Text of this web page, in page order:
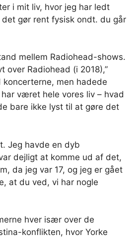
i mit liv, hvor jeg har ledt
gør rent fysisk ondt. du går
mellem Radiohead-shows.
over Radiohead (i 2018),”
koncerterne, men hadede
været hele vores liv – hvad
bare ikke lyst til at gøre det
Jeg havde en dyb
dejligt at komme ud af det,
da jeg var 17, og jeg er gået
at du ved, vi har nogle
hver især over de
konflikten, hvor Yorke